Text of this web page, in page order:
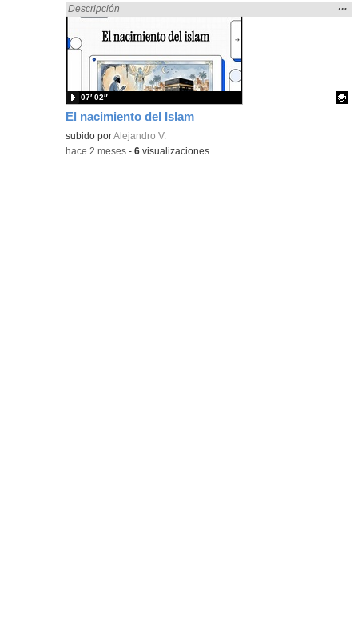
El nacimiento del Islam
Encontrado «islamismo» en:
Descripción
la
…
Contenido educativo.
subido porAlejandro V.
07′ 02″
-hace 2 meses -6 visualizaciones